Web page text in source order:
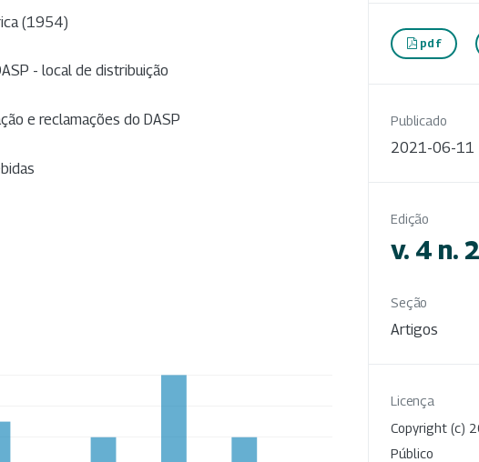
(1954)
- local de distribuição
e reclamações do DASP
pdf
Publicado
2021-06-11
Edição
v. 4 n.
Seção
Artigos
Licença
Copyright (c)
Público